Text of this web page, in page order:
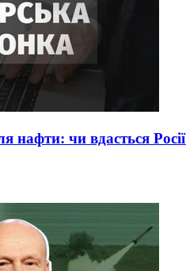
нафти: чи вдасться